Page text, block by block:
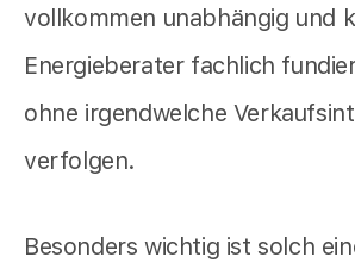
vollkommen unabhängig und
Energieberater fachlich
ohne irgendwelche
verfolgen.
Besonders wichtig ist solch